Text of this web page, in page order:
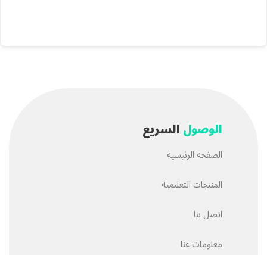
الوصولالسريع
الصفحة الرئيسية
المنتجات التعليمية
اتصل بنا
معلومات عنا